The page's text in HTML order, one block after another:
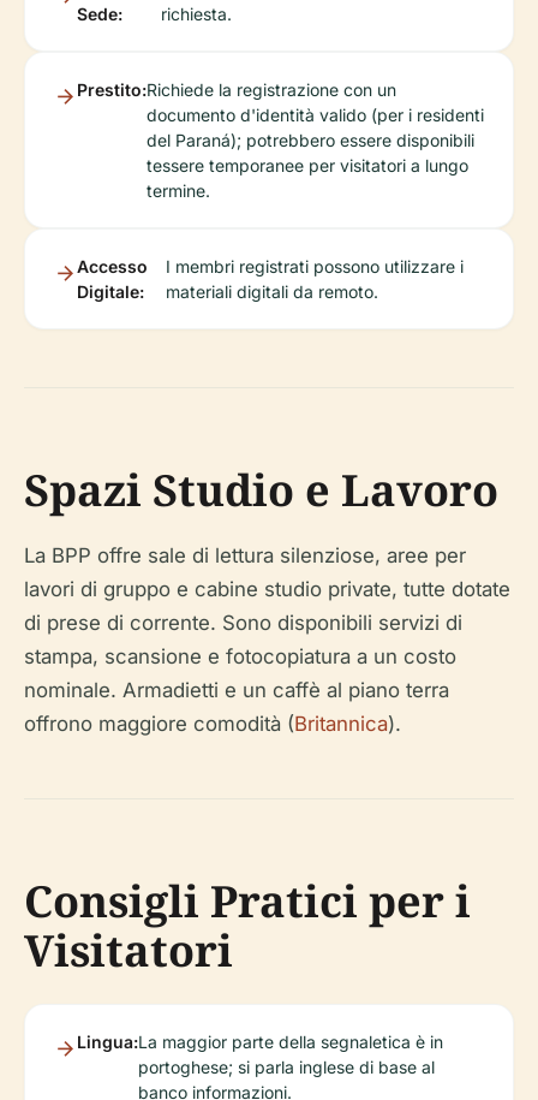
Sede:
richiesta.
Prestito:Richiede la registrazione con un
documento d'identità valido (per i residenti
del Paraná); potrebbero essere disponibili
tessere temporanee per visitatori a lungo
termine.
Accesso
Digitale:
I membri registrati possono utilizzare i
materiali digitali da remoto.
Spazi Studio e Lavoro
La BPP offre sale di lettura silenziose, aree per
lavori di gruppo e cabine studio private, tutte dotate
di prese di corrente. Sono disponibili servizi di
stampa, scansione e fotocopiatura a un costo
nominale. Armadietti e un caffè al piano terra
offrono maggiore comodità (Britannica).
Consigli Pratici per i
Visitatori
Lingua:La maggior parte della segnaletica è in
portoghese; si parla inglese di base al
banco informazioni.